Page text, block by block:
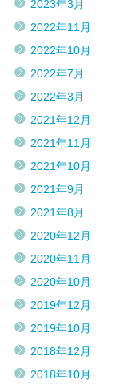
2023年3月
2022年11月
2022年10月
2022年7月
2022年3月
2021年12月
2021年11月
2021年10月
2021年9月
2021年8月
2020年12月
2020年11月
2020年10月
2019年12月
2019年10月
2018年12月
2018年10月